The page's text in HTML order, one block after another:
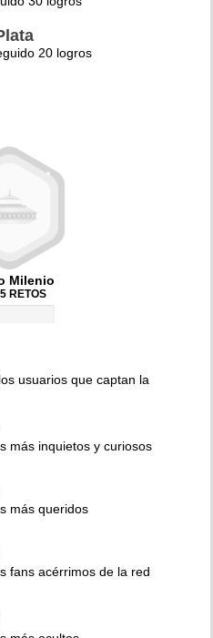
20 logros
Milenio
RETOS
usuarios que captan la
más inquietos y curiosos
más queridos
fans acérrimos de la red